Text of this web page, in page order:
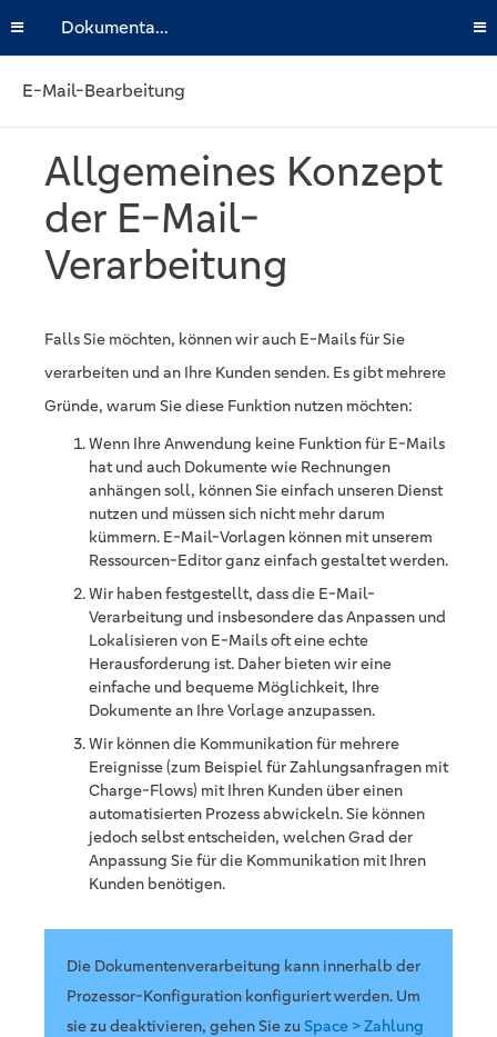
Dokumentation
E-Mail-Bearbeitung
Allgemeines Konzept
der E-Mail-
Verarbeitung
Falls Sie möchten, können wir auch E-Mails für Sie
verarbeiten und an Ihre Kunden senden. Es gibt mehrere
Gründe, warum Sie diese Funktion nutzen möchten:
Wenn Ihre Anwendung keine Funktion für E-Mails
hat und auch Dokumente wie Rechnungen
anhängen soll, können Sie einfach unseren Dienst
nutzen und müssen sich nicht mehr darum
kümmern. E-Mail-Vorlagen können mit unserem
Ressourcen-Editor ganz einfach gestaltet werden.
Wir haben festgestellt, dass die E-Mail-
Verarbeitung und insbesondere das Anpassen und
Lokalisieren von E-Mails oft eine echte
Herausforderung ist. Daher bieten wir eine
einfache und bequeme Möglichkeit, Ihre
Dokumente an Ihre Vorlage anzupassen.
Wir können die Kommunikation für mehrere
Ereignisse (zum Beispiel für Zahlungsanfragen mit
Charge-Flows) mit Ihren Kunden über einen
automatisierten Prozess abwickeln. Sie können
jedoch selbst entscheiden, welchen Grad der
Anpassung Sie für die Kommunikation mit Ihren
Kunden benötigen.
Die Dokumentenverarbeitung kann innerhalb der
Prozessor-Konfiguration konfiguriert werden. Um
sie zu deaktivieren, gehen Sie zuSpace > Zahlung